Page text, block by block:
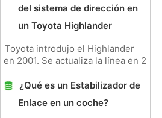
del sistema de dirección en
un Toyota Highlander
Toyota introdujo el Highlander
en 2001. Se actualiza la línea en 2
¿Qué es un Estabilizador de
Enlace en un coche?